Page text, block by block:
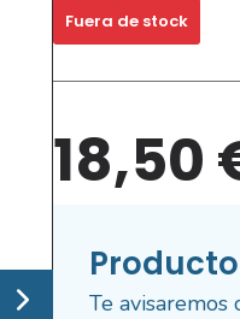
Fuera de stock
18,50
Te